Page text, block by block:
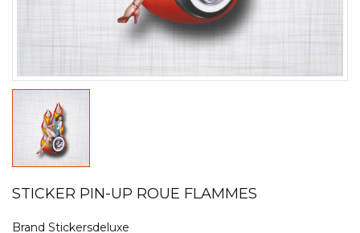
STICKER PIN-UP ROUE FLAMMES
Brand Stickersdeluxe